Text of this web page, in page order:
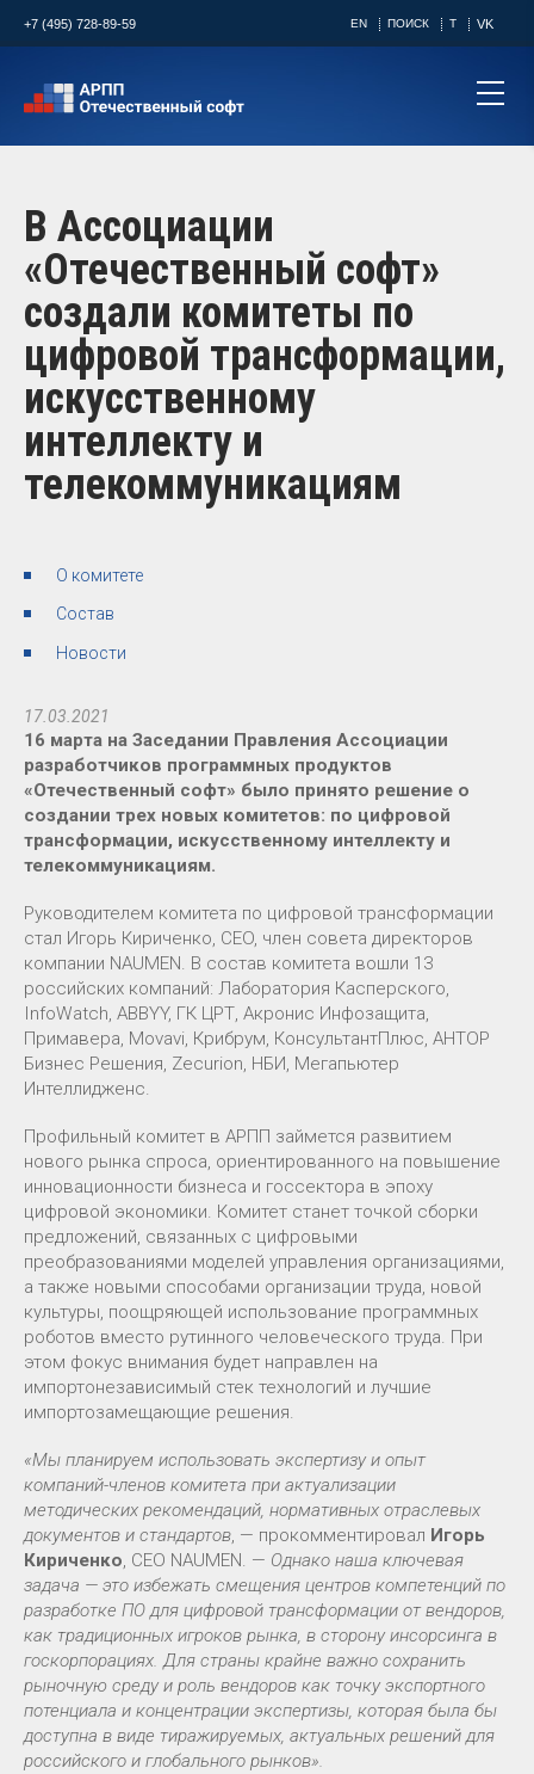
+7 (495) 728-89-59 EN ПОИСК T VK
В Ассоциации
«Отечественный софт»
создали комитеты по
цифровой трансформации,
искусственному
интеллекту и
телекоммуникациям
О комитете
Состав
Новости
17.03.2021
16 марта на Заседании Правления Ассоциации
разработчиков программных продуктов
«Отечественный софт» было принято решение о
создании трех новых комитетов: по цифровой
трансформации, искусственному интеллекту и
телекоммуникациям.
Руководителем комитета по цифровой трансформации
стал Игорь Кириченко, CEO, член совета директоров
компании NAUMEN. В состав комитета вошли 13
российских компаний: Лаборатория Касперского,
InfoWatch, ABBYY, ГК ЦРТ, Акронис Инфозащита,
Примавера, Movavi, Крибрум, КонсультантПлюс, АНТОР
Бизнес Решения, Zecurion, НБИ, Мегапьютер
Интеллидженс.
Профильный комитет в АРПП займется развитием
нового рынка спроса, ориентированного на повышение
инновационности бизнеса и госсектора в эпоху
цифровой экономики. Комитет станет точкой сборки
предложений, связанных с цифровыми
преобразованиями моделей управления организациями,
а также новыми способами организации труда, новой
культуры, поощряющей использование программных
роботов вместо рутинного человеческого труда. При
этом фокус внимания будет направлен на
импортонезависимый стек технологий и лучшие
импортозамещающие решения.
«Мы планируем использовать экспертизу и опыт
компаний-членов комитета при актуализации
методических рекомендаций, нормативных отраслевых
документов и стандартов, — прокомментировал Игорь
Кириченко, CEO NAUMEN. — Однако наша ключевая
задача — это избежать смещения центров компетенций по
разработке ПО для цифровой трансформации от вендоров,
как традиционных игроков рынка, в сторону инсорсинга в
госкорпорациях. Для страны крайне важно сохранить
рыночную среду и роль вендоров как точку экспортного
потенциала и концентрации экспертизы, которая была бы
доступна в виде тиражируемых, актуальных решений для
российского и глобального рынков».